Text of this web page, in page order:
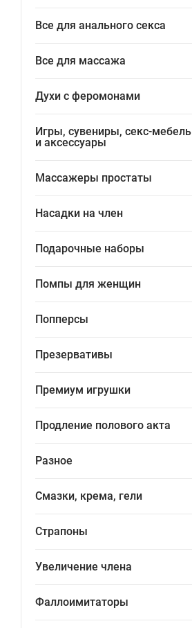
Все для анального секса
Все для массажа
Духи с феромонами
Игры, сувениры, секс-мебель
и аксессуары
Массажеры простаты
Насадки на член
Подарочные наборы
Помпы для женщин
Попперсы
Презервативы
Премиум игрушки
Продление полового акта
Разное
Смазки, крема, гели
Страпоны
Увеличение члена
Фаллоимитаторы